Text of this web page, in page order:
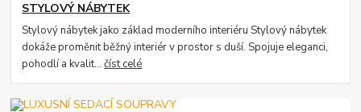
STYLOVÝ NÁBYTEK
Stylový nábytek jako základ moderního interiéru Stylový nábytek
dokáže proměnit běžný interiér v prostor s duší. Spojuje eleganci,
pohodlí a kvalit...číst celé